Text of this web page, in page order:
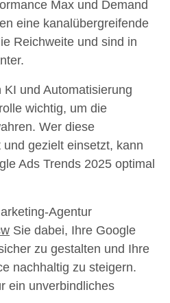
Max und Demand
eine kanalübergreifende
Reichweite und sind in
und Automatisierung
wichtig, um die
Wer diese
gezielt einsetzt, kann
Ads Trends 2025 optimal
Agentur
Sie dabei, Ihre Google
zu gestalten und Ihre
nachhaltig zu steigern.
ein unverbindliches